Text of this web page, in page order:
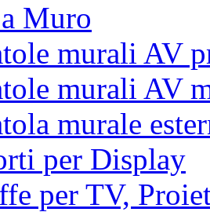
Muro
murali AV
murali AV
murale
per Display
per TV,